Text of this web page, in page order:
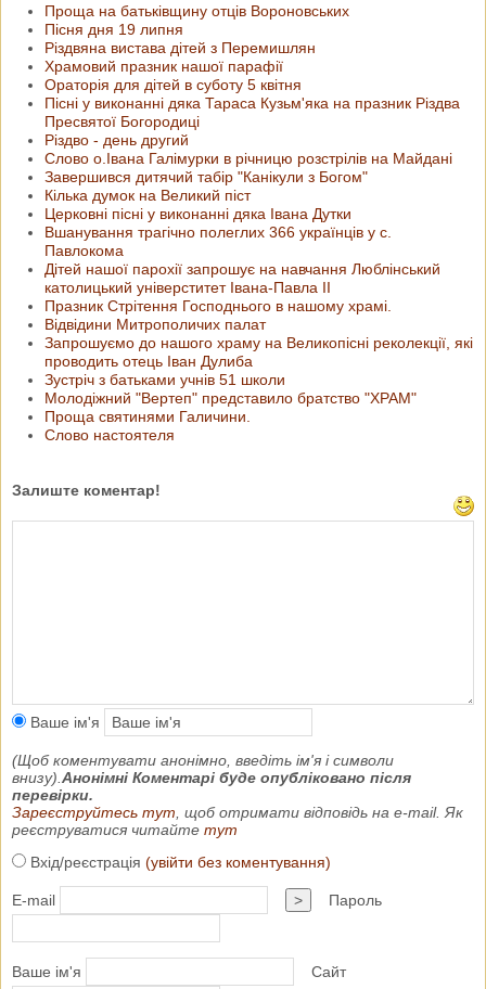
Проща на батьківщину отців Вороновських
Пісня дня 19 липня
Різдвяна вистава дітей з Перемишлян
Храмовий празник нашої парафії
Ораторія для дітей в суботу 5 квітня
Пісні у виконанні дяка Тараса Кузьм'яка на празник Різдва
Пресвятої Богородиці
Різдво - день другий
Слово о.Івана Галімурки в річницю розстрілів на Майдані
Завершився дитячий табір "Канікули з Богом"
Кілька думок на Великий піст
Церковні пісні у виконанні дяка Івана Дутки
Вшанування трагічно полеглих 366 українців у с.
Павлокома
Дітей нашої парохії запрошує на навчання Люблінський
католицький універститет Івана-Павла ІІ
Празник Стрітення Господнього в нашому храмі.
Відвідини Митрополичих палат
Запрошуємо до нашого храму на Великопісні реколекції, які
проводить отець Іван Дулиба
Зустріч з батьками учнів 51 школи
Молодіжний "Вертеп" представило братство "ХРАМ"
Проща святинями Галичини.
Слово настоятеля
Залиште коментар!
Ваше ім'я
(Щоб коментувати анонімно, введіть ім'я і символи
внизу). Анонімні Коментарі буде опубліковано після
перевірки.
Зареєструйтесь тут , щоб отримати відповідь на e-mail. Як
реєструватися читайте тут
Вхід/реєстрація (увійти без коментування)
E-mail > Пароль
Ваше ім'я Сайт